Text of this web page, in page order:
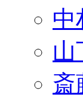
中
山
斎